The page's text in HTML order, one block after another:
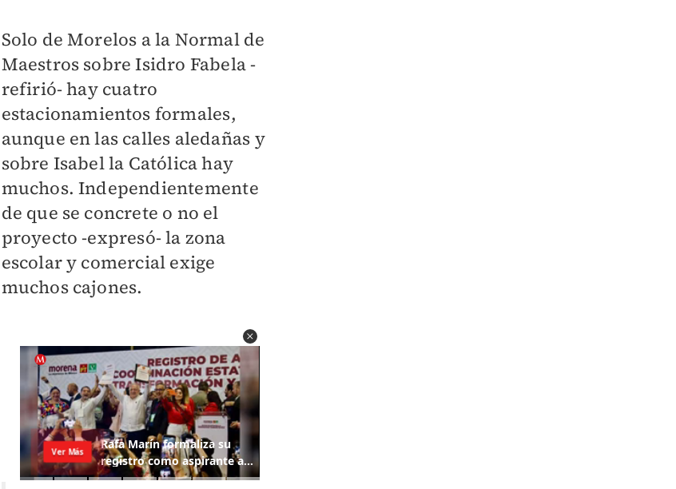
Solo de Morelos a la Normal de
Maestros sobre Isidro Fabela -
refirió- hay cuatro
estacionamientos formales,
aunque en las calles aledañas y
sobre Isabel la Católica hay
muchos. Independientemente
de que se concrete o no el
proyecto -expresó- la zona
escolar y comercial exige
muchos cajones.